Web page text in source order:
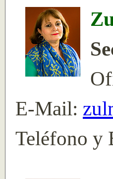
E-Mail:
Teléfono y